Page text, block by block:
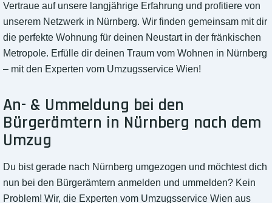
Vertraue auf unsere langjährige Erfahrung und profitiere von
unserem Netzwerk in Nürnberg. Wir finden gemeinsam mit dir
die perfekte Wohnung für deinen Neustart in der fränkischen
Metropole. Erfülle dir deinen Traum vom Wohnen in Nürnberg
– mit den Experten vom Umzugsservice Wien!
An- & Ummeldung bei den
Bürgerämtern in Nürnberg nach dem
Umzug
Du bist gerade nach Nürnberg umgezogen und möchtest dich
nun bei den Bürgerämtern anmelden und ummelden? Kein
Problem! Wir, die Experten vom Umzugsservice Wien aus